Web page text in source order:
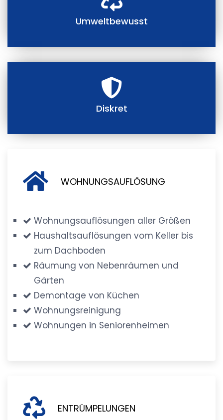
Umweltbewusst
Diskret
WOHNUNGSAUFLÖSUNG
Wohnungsauflösungen aller Größen
Haushaltsauflösungen vom Keller bis
zum Dachboden
Räumung von Nebenräumen und
Gärten
Demontage von Küchen
Wohnungsreinigung
Wohnungen in Seniorenheimen
ENTRÜMPELUNGEN